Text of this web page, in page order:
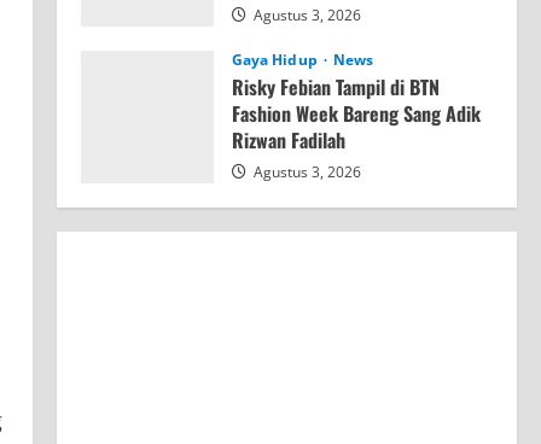
Agustus 3, 2026
Gaya Hidup News
Risky Febian Tampil di BTN
Fashion Week Bareng Sang Adik
Rizwan Fadilah
Agustus 3, 2026